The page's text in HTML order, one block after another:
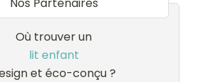
Où trouver un
lit enfant
et éco-conçu ?